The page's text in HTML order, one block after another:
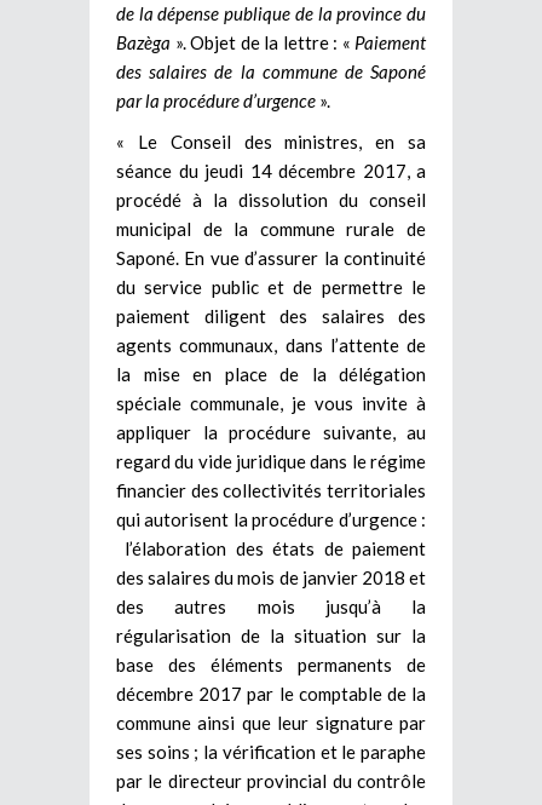
de la dépense publique de la province du
Bazèga ». Objet de la lettre : « Paiement
des salaires de la commune de Saponé
par la procédure d’urgence ».
« Le Conseil des ministres, en sa
séance du jeudi 14 décembre 2017, a
procédé à la dissolution du conseil
municipal de la commune rurale de
Saponé. En vue d’assurer la continuité
du service public et de permettre le
paiement diligent des salaires des
agents communaux, dans l’attente de
la mise en place de la délégation
spéciale communale, je vous invite à
appliquer la procédure suivante, au
regard du vide juridique dans le régime
financier des collectivités territoriales
qui autorisent la procédure d’urgence :
l’élaboration des états de paiement
des salaires du mois de janvier 2018 et
des autres mois jusqu’à la
régularisation de la situation sur la
base des éléments permanents de
décembre 2017 par le comptable de la
commune ainsi que leur signature par
ses soins ; la vérification et le paraphe
par le directeur provincial du contrôle